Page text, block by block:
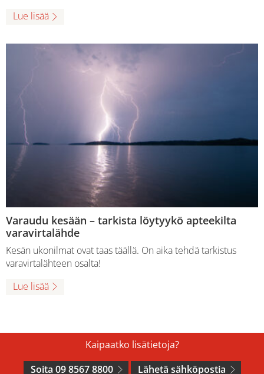
Lue lisää
Varaudu kesään – tarkista löytyykö apteekilta
varavirtalähde
Kesän ukonilmat ovat taas täällä. On aika tehdä tarkistus
varavirtalähteen osalta!
Lue lisää
Kaipaatko lisätietoja?
Soita 09 8567 8800
Lähetä sähköpostia